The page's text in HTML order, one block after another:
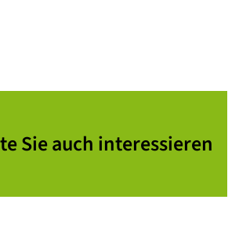
Sie auch interessieren